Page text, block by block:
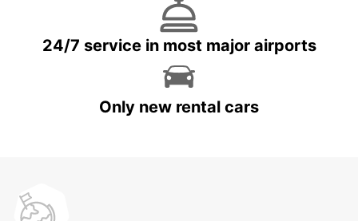
24/7 service in most major airports
Only new rental cars